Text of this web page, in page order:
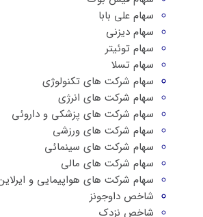
سهام علی بابا
سهام دیزنی
سهام توئیتر
سهام تسلا
سهام شرکت های تکنولوژی
سهام شرکت های انرژی
سهام شرکت های پزشکی و داروئی
سهام شرکت های ورزشی
سهام شرکت های سینمائی
سهام شرکت های مالی
سهام شرکت های هواپیمایی و
شاخص داوجونز
شاخص نزدک